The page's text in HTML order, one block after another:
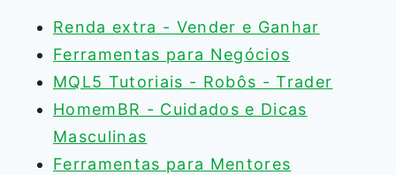
Renda extra - Vender e Ganhar
Ferramentas para Negócios
MQL5 Tutoriais - Robôs - Trader
HomemBR - Cuidados e Dicas
Masculinas
Ferramentas para Mentores